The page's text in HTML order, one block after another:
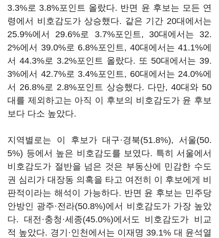
3.3%로 3.8%포인트 올랐다. 반면 윤 후보는 모든 연
령에서 비호감도가 상승했다. 같은 기간 20대에서는
25.9%에서 29.6%로 3.7%포인트, 30대에서는 32.
2%에서 39.0%로 6.8%포인트, 40대에서는 41.1%에
서 44.3%로 3.2%포인트 올랐다. 또 50대에서는 39.
3%에서 42.7%로 3.4%포인트, 60대에서는 24.0%에
서 26.8%로 2.8%포인트 상승했다. 다만, 40대와 50
대를 제외하고는 아직 이 후보의 비호감도가 윤 후보
보다 다소 높았다.
지역별로는 이 후보가 대구·경북(51.8%), 서울(50.
5%) 등에서 높은 비호감도를 보였다. 특히 서울에서
비호감도가 절반을 넘은 것은 부동산에 민감한 수도
권 심리가 대장동 의혹을 타고 여전히 이 후보에게 비
판적이라는 해석이 가능하다. 반면 윤 후보는 민주당
안방인 광주·전라(50.8%)에서 비호감도가 가장 높았
다. 대전·충청·세종(45.0%)에서도 비호감도가 비교
적 높았다. 경기·인천에서는 이재명 39.1% 대 윤석열